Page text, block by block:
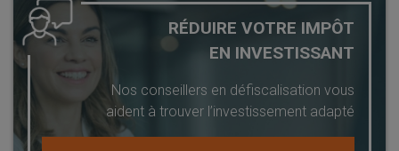
RÉDUIRE VOTRE IMPÔT
EN INVESTISSANT
Nos conseillers en défiscalisation vous
aident à trouver l’investissement adapté